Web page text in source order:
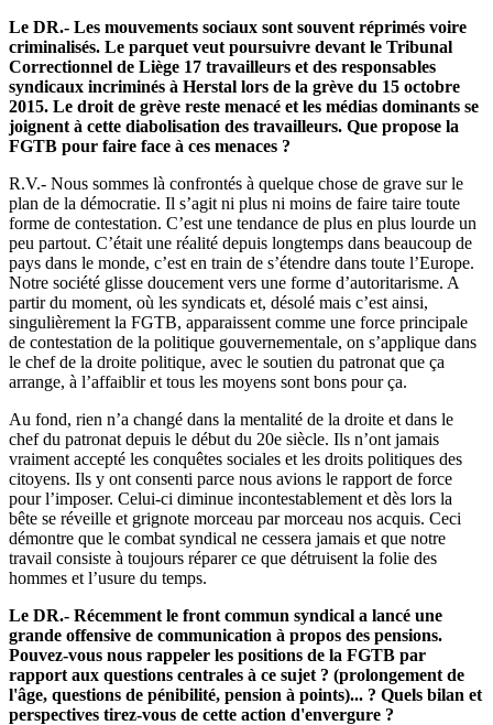
Le DR.- Les mouvements sociaux sont souvent réprimés voire
criminalisés. Le parquet veut poursuivre devant le Tribunal
Correctionnel de Liège 17 travailleurs et des responsables
syndicaux incriminés à Herstal lors de la grève du 15 octobre
2015. Le droit de grève reste menacé et les médias dominants se
joignent à cette diabolisation des travailleurs. Que propose la
FGTB pour faire face à ces menaces ?
R.V.- Nous sommes là confrontés à quelque chose de grave sur le
plan de la démocratie. Il s’agit ni plus ni moins de faire taire toute
forme de contestation. C’est une tendance de plus en plus lourde un
peu partout. C’était une réalité depuis longtemps dans beaucoup de
pays dans le monde, c’est en train de s’étendre dans toute l’Europe.
Notre société glisse doucement vers une forme d’autoritarisme. A
partir du moment, où les syndicats et, désolé mais c’est ainsi,
singulièrement la FGTB, apparaissent comme une force principale
de contestation de la politique gouvernementale, on s’applique dans
le chef de la droite politique, avec le soutien du patronat que ça
arrange, à l’affaiblir et tous les moyens sont bons pour ça.
Au fond, rien n’a changé dans la mentalité de la droite et dans le
chef du patronat depuis le début du 20e siècle. Ils n’ont jamais
vraiment accepté les conquêtes sociales et les droits politiques des
citoyens. Ils y ont consenti parce nous avions le rapport de force
pour l’imposer. Celui-ci diminue incontestablement et dès lors la
bête se réveille et grignote morceau par morceau nos acquis. Ceci
démontre que le combat syndical ne cessera jamais et que notre
travail consiste à toujours réparer ce que détruisent la folie des
hommes et l’usure du temps.
Le DR.- Récemment le front commun syndical a lancé une
grande offensive de communication à propos des pensions.
Pouvez-vous nous rappeler les positions de la FGTB par
rapport aux questions centrales à ce sujet ? (prolongement de
l'âge, questions de pénibilité, pension à points)... ? Quels bilan et
perspectives tirez-vous de cette action d'envergure ?